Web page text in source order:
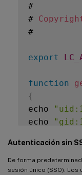
#
#
#
export
function
{
echo
echo
echo
}
Autenticación sin
De forma
sesión único (SSO).